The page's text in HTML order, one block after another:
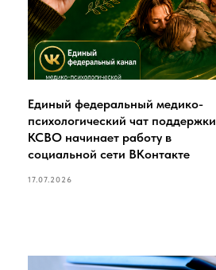
Единый федеральный медико-
психологический чат поддержки
КСВО начинает работу в
социальной сети ВКонтакте
17.07.2026